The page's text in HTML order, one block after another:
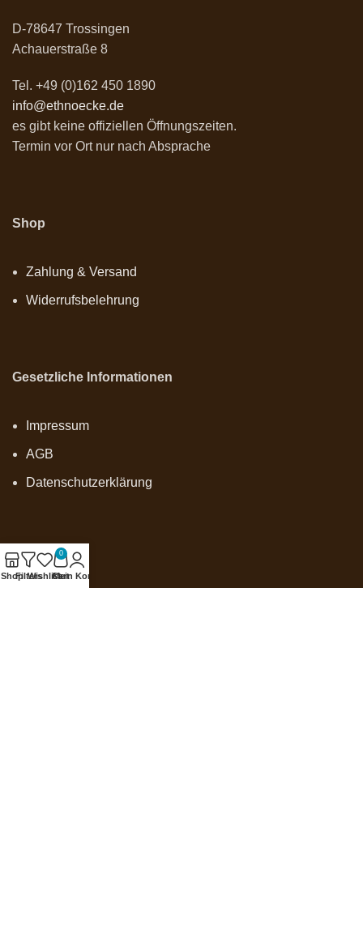
D-78647 Trossingen
Achauerstraße 8
Tel. +49 (0)162 450 1890
info@ethnoecke.de
es gibt keine offiziellen Öffnungszeiten.
Termin vor Ort nur nach Absprache
Shop
Zahlung & Versand
Widerrufsbelehrung
Gesetzliche Informationen
Impressum
AGB
Datenschutzerklärung
Onlineshop
ShopFiltersWishlist
0
Cart
Mein Konto